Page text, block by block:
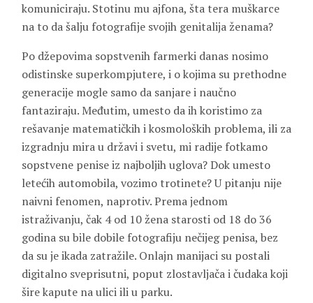
komuniciraju. Stotinu mu ajfona, šta tera muškarce
na to da šalju fotografije svojih genitalija ženama?
Po džepovima sopstvenih farmerki danas nosimo
odistinske superkompjutere, i o kojima su prethodne
generacije mogle samo da sanjare i naučno
fantaziraju. Međutim, umesto da ih koristimo za
rešavanje matematičkih i kosmoloških problema, ili za
izgradnju mira u državi i svetu, mi radije fotkamo
sopstvene penise iz najboljih uglova? Dok umesto
letećih automobila, vozimo trotinete? U pitanju nije
naivni fenomen, naprotiv. Prema jednom
istraživanju, čak 4 od 10 žena starosti od 18 do 36
godina su bile dobile fotografiju nečijeg penisa, bez
da su je ikada zatražile. Onlajn manijaci su postali
digitalno sveprisutni, poput zlostavljača i čudaka koji
šire kapute na ulici ili u parku.